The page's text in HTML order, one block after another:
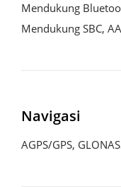
Mendukung
Mendukung SBC,
Navigasi
AGPS/GPS,